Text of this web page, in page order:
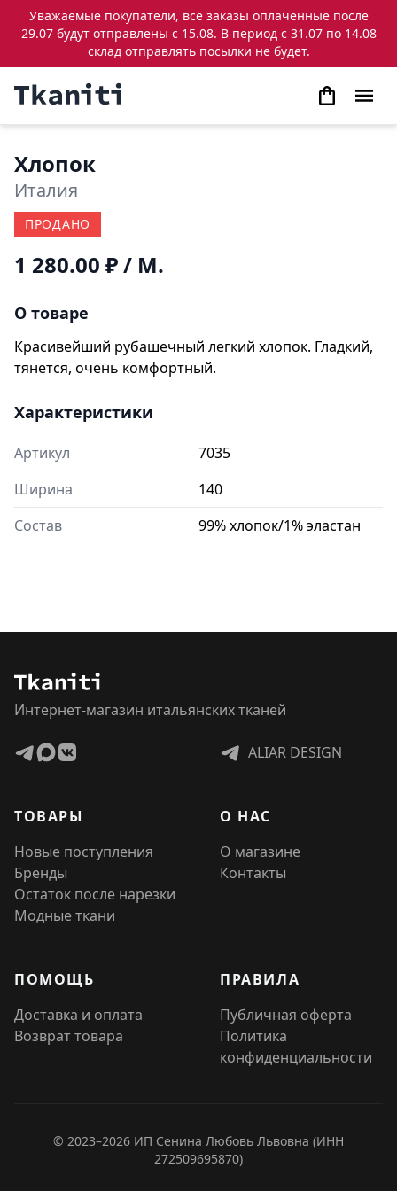
Уважаемые покупатели, все заказы оплаченные после
29.07 будут отправлены с 15.08. В период с 31.07 по 14.08
склад отправлять посылки не будет.
Хлопок
Италия
ПРОДАНО
1 280.00 ₽/ М.
О товаре
Красивейший рубашечный легкий хлопок. Гладкий,
тянется, очень комфортный.
Характеристики
Артикул
7035
Ширина
140
Состав
99% хлопок/1% эластан
Интернет-магазин итальянских тканей
ALIAR DESIGN
ТОВАРЫ
Новые поступления
Бренды
Остаток после нарезки
Модные ткани
О НАС
О магазине
Контакты
ПОМОЩЬ
Доставка и оплата
Возврат товара
ПРАВИЛА
Публичная оферта
Политика
конфиденциальности
© 2023–2026 ИП Сенина Любовь Львовна (ИНН
272509695870)